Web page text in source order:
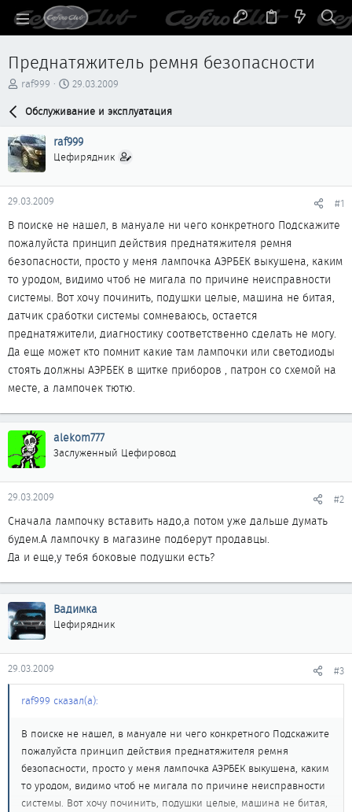
Преднатяжитель ремня безопасности
А
р
т
е
м
ы
raf999
Д
т
н
а
а
29.03.2009
Обслуживание и эксплуатация
raf999
Цефирядник
29.03.2009 #1
В поиске не нашел, в мануале ни чего конкретного Подскажите
пожалуйста принцип действия преднатяжителя ремня
безопасности, просто у меня лампочка АЭРБЕК выкушена, каким
то уродом, видимо чтоб не мигала по причине неисправности
системы. Вот хочу починить, подушки целые, машина не битая,
датчик сработки системы сомневаюсь, остается
преднатяжители, диагностику соответственно сделать не могу.
Да еще может кто помнит какие там лампочки или светодиоды
стоять должны АЭРБЕК в щитке приборов , патрон со схемой на
месте, а лампочек тютю.
alekom777
Заслуженный Цефировод
29.03.2009 #2
Сначала лампочку вставить надо,а потом уже дальше думать
будем.А лампочку в магазине подберут продавцы.
Да и еще,у тебя боковые подушки есть?
Вадимка
Цефирядник
29.03.2009 #3
raf999 сказал(а):
В поиске не нашел, в мануале ни чего конкретного Подскажите
пожалуйста принцип действия преднатяжителя ремня
безопасности, просто у меня лампочка АЭРБЕК выкушена, каким
то уродом, видимо чтоб не мигала по причине неисправности
системы. Вот хочу починить, подушки целые, машина не битая,